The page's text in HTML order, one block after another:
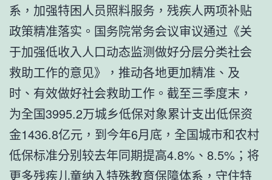
系，加强特困人员照料服务，残疾人两项补贴
政策精准落实。国务院常务会议审议通过《关
于加强低收入人口动态监测做好分层分类社会
救助工作的意见》，推动各地更加精准、及
时、有效做好社会救助工作。截至三季度末，
为全国3995.2万城乡低保对象累计支出低保资
金1436.8亿元，到今年6月底，全国城市和农村
低保标准分别较去年同期提高4.8%、8.5%；将
更多残疾儿童纳入特殊教育保障体系，守住特